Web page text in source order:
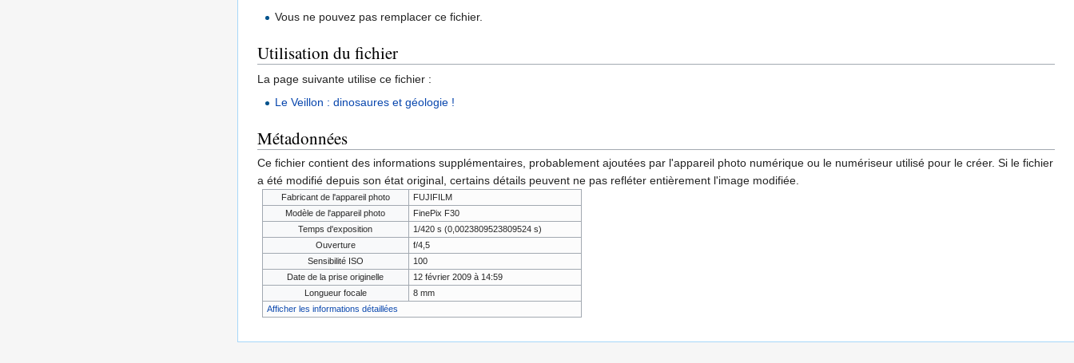
Vous ne pouvez pas remplacer ce fichier.
Utilisation du fichier
La page suivante utilise ce fichier :
Le Veillon : dinosaures et géologie !
Métadonnées
Ce fichier contient des informations supplémentaires, probablement ajoutées par l'appareil photo numérique ou le numériseur utilisé pour le créer. Si le fichier
a été modifié depuis son état original, certains détails peuvent ne pas refléter entièrement l'image modifiée.
Fabricant de l'appareil photo
FUJIFILM
Modèle de l'appareil photo
FinePix F30
Temps d'exposition
1/420 s (0,0023809523809524 s)
Ouverture
f/4,5
Sensibilité ISO
100
Date de la prise originelle
12 février 2009 à 14:59
Longueur focale
8 mm
Afficher les informations détaillées